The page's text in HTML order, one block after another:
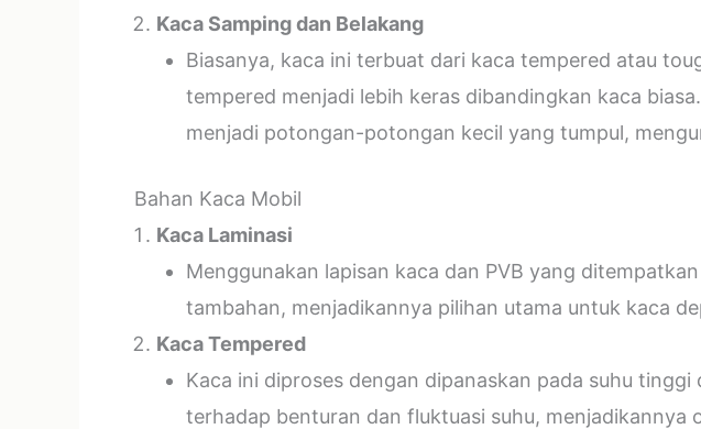
Kaca Samping dan Belakang
Biasanya, kaca ini terbuat dari kaca tempered atau
tempered menjadi lebih keras dibandingkan kaca
menjadi potongan-potongan kecil yang tumpul,
Bahan Kaca Mobil
Kaca Laminasi
Menggunakan lapisan kaca dan PVB yang
tambahan, menjadikannya pilihan utama untuk kaca
Kaca Tempered
Kaca ini diproses dengan dipanaskan pada suhu
terhadap benturan dan fluktuasi suhu, menjadikannya